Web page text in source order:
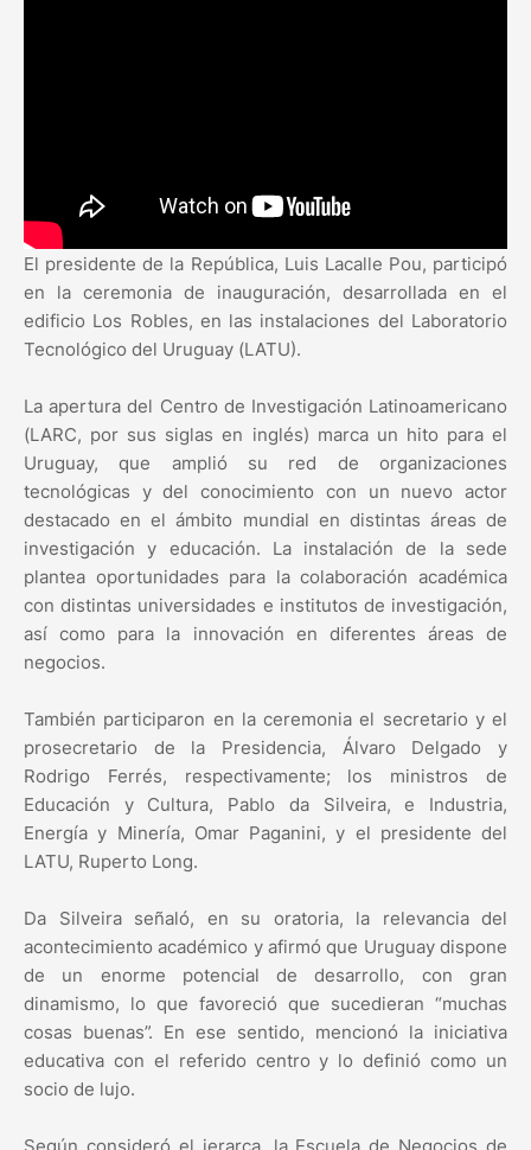
El presidente de la República, Luis Lacalle Pou, participó
en la ceremonia de inauguración, desarrollada en el
edificio Los Robles, en las instalaciones del Laboratorio
Tecnológico del Uruguay (LATU).
La apertura del Centro de Investigación Latinoamericano
(LARC, por sus siglas en inglés) marca un hito para el
Uruguay, que amplió su red de organizaciones
tecnológicas y del conocimiento con un nuevo actor
destacado en el ámbito mundial en distintas áreas de
investigación y educación. La instalación de la sede
plantea oportunidades para la colaboración académica
con distintas universidades e institutos de investigación,
así como para la innovación en diferentes áreas de
negocios.
También participaron en la ceremonia el secretario y el
prosecretario de la Presidencia, Álvaro Delgado y
Rodrigo Ferrés, respectivamente; los ministros de
Educación y Cultura, Pablo da Silveira, e Industria,
Energía y Minería, Omar Paganini, y el presidente del
LATU, Ruperto Long.
Da Silveira señaló, en su oratoria, la relevancia del
acontecimiento académico y afirmó que Uruguay dispone
de un enorme potencial de desarrollo, con gran
dinamismo, lo que favoreció que sucedieran “muchas
cosas buenas”. En ese sentido, mencionó la iniciativa
educativa con el referido centro y lo definió como un
socio de lujo.
Según consideró el jerarca, la Escuela de Negocios de